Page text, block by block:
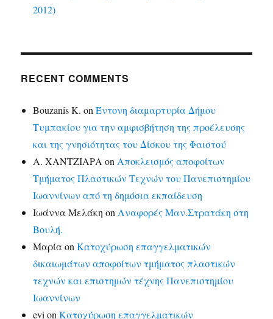
2012)
RECENT COMMENTS
Bouzanis K. onΈντονη διαμαρτυρία Δήμου
Τυμπακίου για την αμφισβήτηση της προέλευσης
και της γνησιότητας του Δίσκου της Φαιστού
Α. ΧΑΝΤΖΙΑΡΑ on Αποκλεισμός αποφοίτων
Τμήματος Πλαστικών Τεχνών του Πανεπιστημίου
Ιωαννίνων από τη δημόσια εκπαίδευση
Ιωάννα Μελάκη on Αναφορές Μαν.Στρατάκη στη
Βουλή.
ΜαρίαonΚατοχύρωση επαγγελματικών
δικαιωμάτων αποφοίτων τμήματος πλαστικών
τεχνών και επιστημών τέχνης Πανεπιστημίου
Ιωαννίνων
evi onΚατοχύρωση επαγγελματικών